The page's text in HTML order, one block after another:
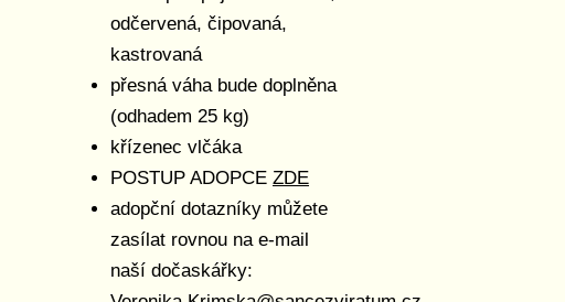
odčervená, čipovaná,
kastrovaná
přesná váha bude doplněna
(odhadem 25 kg)
křízenec vlčáka
POSTUP ADOPCE ZDE
adopční dotazníky můžete
zasílat rovnou na e-mail
naší dočaskářky: